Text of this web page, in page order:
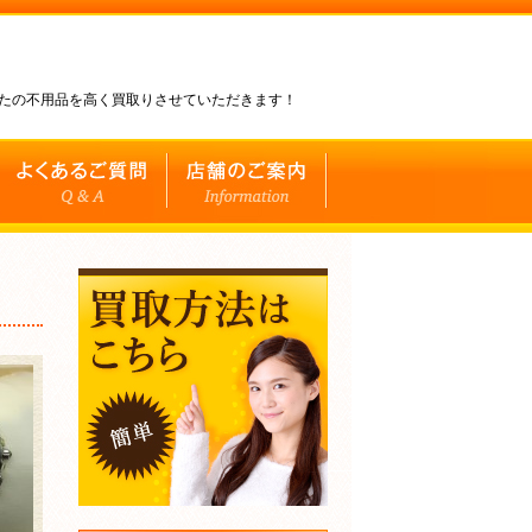
不用品を高く買取りさせていただきます！